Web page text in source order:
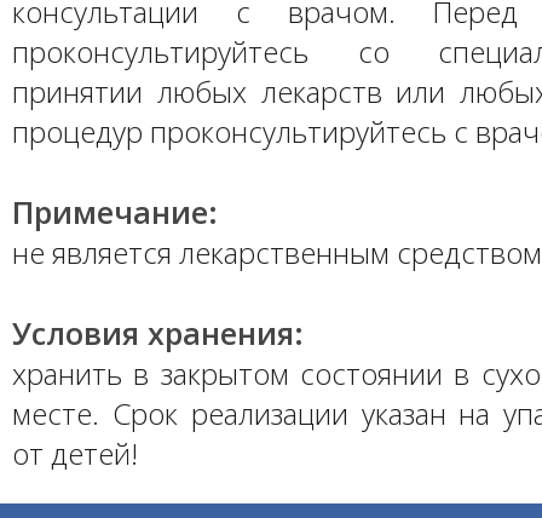
консультации с врачом. Перед
проконсультируйтесь со
принятии любых лекарств или
процедур проконсультируйтесь с
Примечание:
не является лекарственным
Условия хранения:
хранить в закрытом состоянии в
месте. Срок реализации указан на
от детей!